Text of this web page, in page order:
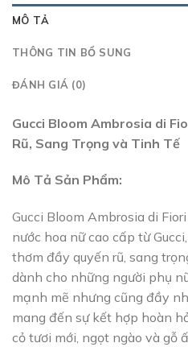
MÔ TẢ
THÔNG TIN BỔ SUNG
ĐÁNH GIÁ (0)
Gucci Bloom Ambrosia di
Rũ, Sang Trọng và Tinh Tế
Mô Tả Sản Phẩm:
Gucci Bloom Ambrosia di
nước hoa nữ cao cấp từ
thơm đầy quyến rũ, sang
dành cho những người phụ
mạnh mẽ nhưng cũng đầy
mang đến sự kết hợp hoàn
cỏ tươi mới, ngọt ngào và gỗ